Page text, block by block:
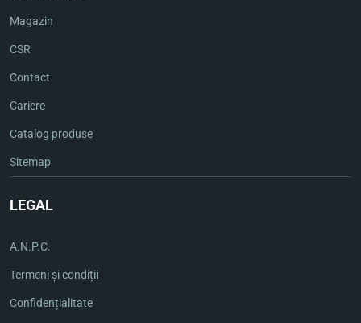
Magazin
CSR
Contact
Cariere
Catalog produse
Sitemap
LEGAL
A.N.P.C.
Termeni și condiții
Confidențialitate